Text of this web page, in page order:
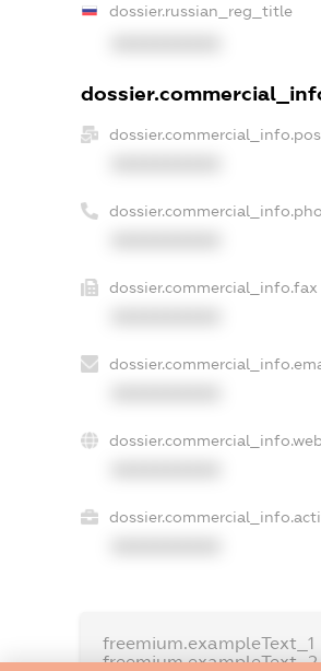
dossier.russian_reg_title
dossier.commercial_info.fax
freemium.exampleText_1
freemium.exampleText_2